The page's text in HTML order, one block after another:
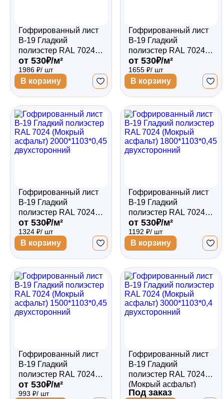
Гофрированный лист
В-19 Гладкий
полиэстер RAL 7024
(Мокрый асфальт)
3000*1103*0,45
двухсторонний
от 530₽/м²
1986 ₽/ шт
В корзину
Гофрированный лист
В-19 Гладкий
полиэстер RAL 7024
(Мокрый асфальт)
2500*1103*0,45
двухсторонний
от 530₽/м²
1655 ₽/ шт
В корзину
Гофрированный лист
В-19 Гладкий
полиэстер RAL 7024
(Мокрый асфальт)
2000*1103*0,45
двухсторонний
от 530₽/м²
1324 ₽/ шт
В корзину
Гофрированный лист
В-19 Гладкий
полиэстер RAL 7024
(Мокрый асфальт)
1800*1103*0,45
двухсторонний
от 530₽/м²
1192 ₽/ шт
В корзину
Гофрированный лист
В-19 Гладкий
полиэстер RAL 7024
(Мокрый асфальт)
1500*1103*0,45
от 530₽/м²
993 ₽/ шт
Гофрированный лист
В-19 Гладкий
полиэстер RAL 7024
(Мокрый асфальт)
3000*1103*0,4
Под заказ